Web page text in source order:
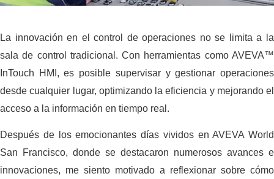
La innovación en el control de operaciones no se limita a la
sala de control tradicional. Con herramientas como AVEVA™
InTouch HMI, es posible supervisar y gestionar operaciones
desde cualquier lugar, optimizando la eficiencia y mejorando el
acceso a la información en tiempo real.
Después de los emocionantes días vividos en AVEVA World
San Francisco, donde se destacaron numerosos avances e
innovaciones, me siento motivado a reflexionar sobre cómo